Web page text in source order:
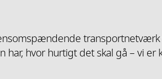
transportnetværk
hvor hurtigt det skal gå – vi er